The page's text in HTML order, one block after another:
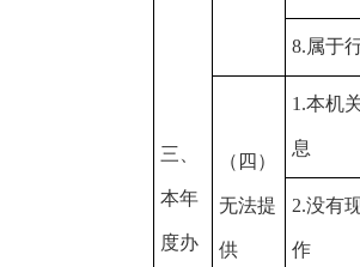
三、
本年
度办
8.属于
（四）
无法提
供
1.本机
息
2.没有
作